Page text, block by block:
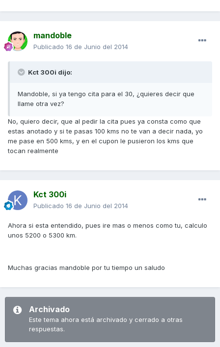
mandoble
Publicado 16 de Junio del 2014
Kct 300i dijo:
Mandoble, si ya tengo cita para el 30, ¿quieres decir que
llame otra vez?
No, quiero decir, que al pedir la cita pues ya consta como que
estas anotado y si te pasas 100 kms no te van a decir nada, yo
me pase en 500 kms, y en el cupon le pusieron los kms que
tocan realmente
Kct 300i
Publicado 16 de Junio del 2014
Ahora si esta entendido, pues ire mas o menos como tu, calculo
unos 5200 o 5300 km.
Muchas gracias mandoble por tu tiempo un saludo
Archivado
Este tema ahora está archivado y cerrado a otras
respuestas.